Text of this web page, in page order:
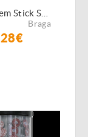
Braga
28€